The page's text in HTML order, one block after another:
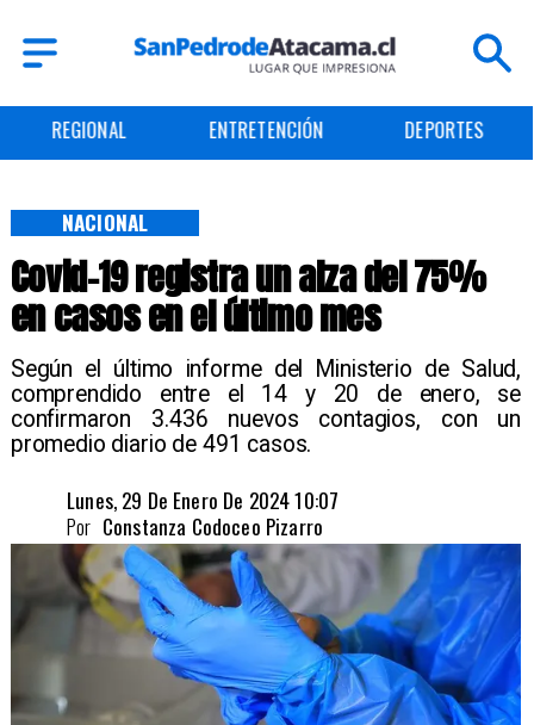
ENTRETENCIÓN DEPORTES CULTURA
Covid-19 registra un alza del 75%
en casos en el último mes
​​Según el último informe del Ministerio de Salud,
comprendido entre el 14 y 20 de enero, se
confirmaron 3.436 nuevos contagios, con un
promedio diario de 491 casos.
NACIONAL
Lunes, 29 De Enero De 2024 10:07
Constanza Codoceo Pizarro
Por